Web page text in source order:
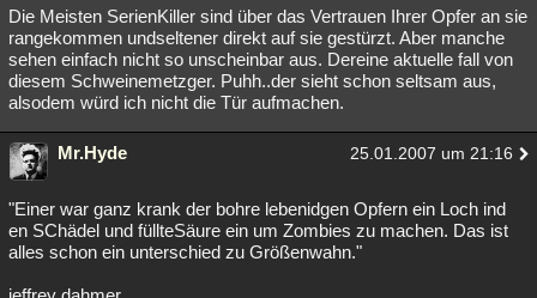
Die Meisten SerienKiller sind über das Vertrauen Ihrer Opfer an sie
rangekommen undseltener direkt auf sie gestürzt. Aber manche
sehen einfach nicht so unscheinbar aus. Dereine aktuelle fall von
diesem Schweinemetzger. Puhh..der sieht schon seltsam aus,
alsodem würd ich nicht die Tür aufmachen.
Mr.Hyde 25.01.2007 um 21:16
"Einer war ganz krank der bohre lebenidgen Opfern ein Loch ind
en SChädel und füllteSäure ein um Zombies zu machen. Das ist
alles schon ein unterschied zu Größenwahn."